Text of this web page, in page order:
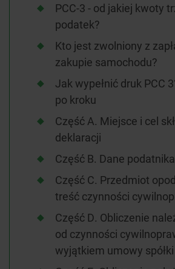
PCC-3 - od jakiej kwoty
podatek?
Kto jest zwolniony z
zakupie samochodu?
Jak wypełnić druk PCC
po kroku
Część A. Miejsce i cel
deklaracji
Część B. Dane podatnika
Część C. Przedmiot
treść czynności
Część D. Obliczenie
od czynności
wyjątkiem umowy spółki